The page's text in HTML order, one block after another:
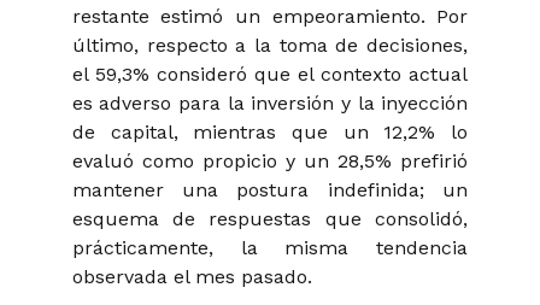
restante estimó un empeoramiento. Por
último, respecto a la toma de decisiones,
el 59,3% consideró que el contexto actual
es adverso para la inversión y la inyección
de capital, mientras que un 12,2% lo
evaluó como propicio y un 28,5% prefirió
mantener una postura indefinida; un
esquema de respuestas que consolidó,
prácticamente, la misma tendencia
observada el mes pasado.